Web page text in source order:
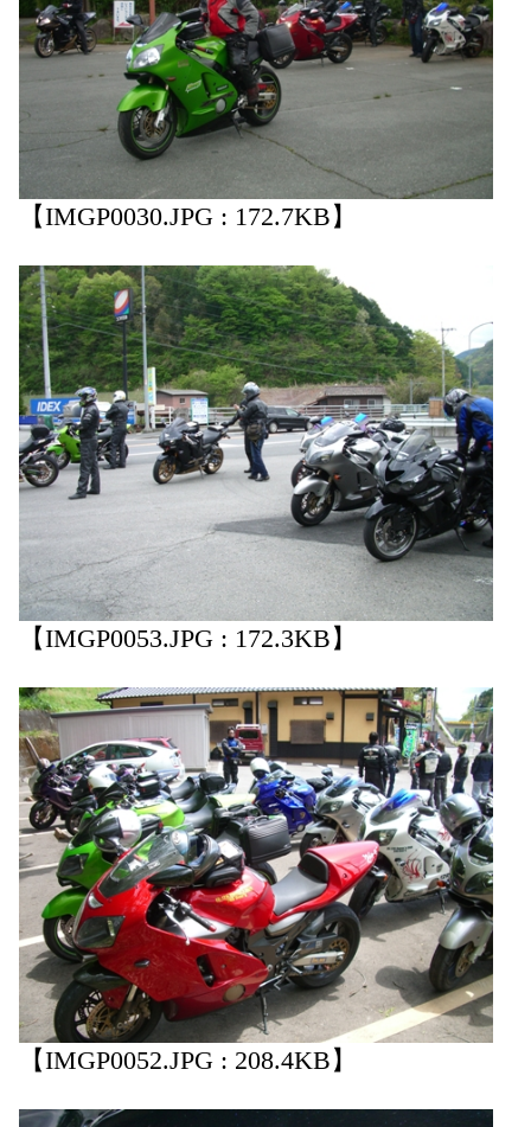
【IMGP0030.JPG : 172.7KB】
【IMGP0053.JPG : 172.3KB】
【IMGP0052.JPG : 208.4KB】